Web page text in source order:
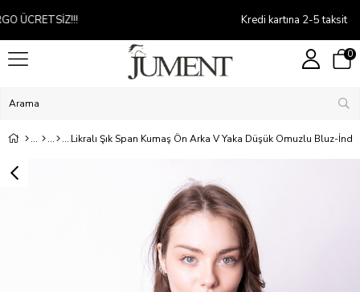
0
Likralı Şık Span Kumaş Ön Arka V Yaka Düşük Omuzlu Bluz-